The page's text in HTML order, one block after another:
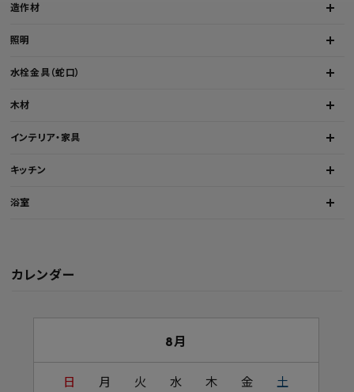
造作材
照明
水栓金具（蛇口）
木材
インテリア・家具
キッチン
浴室
カレンダー
8月
日 月 火 水 木 金 土